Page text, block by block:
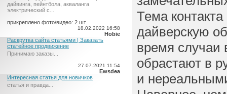
дайвинга, пейнтбола, акваланга
электрический c...
прикреплено фото/видео: 2 шт.
18.02.2022 16:58
Hobie
Раскрутка сайта статьями | Заказать
статейное продвижение
Принимаю заказы...
27.07.2021 11:54
Ewsdea
Интересная статья для новичков
статья и правда...
Тема
дайверскую
время случаи
обрастают в
и